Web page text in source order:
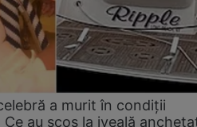
a murit în condiții
au scos la iveală